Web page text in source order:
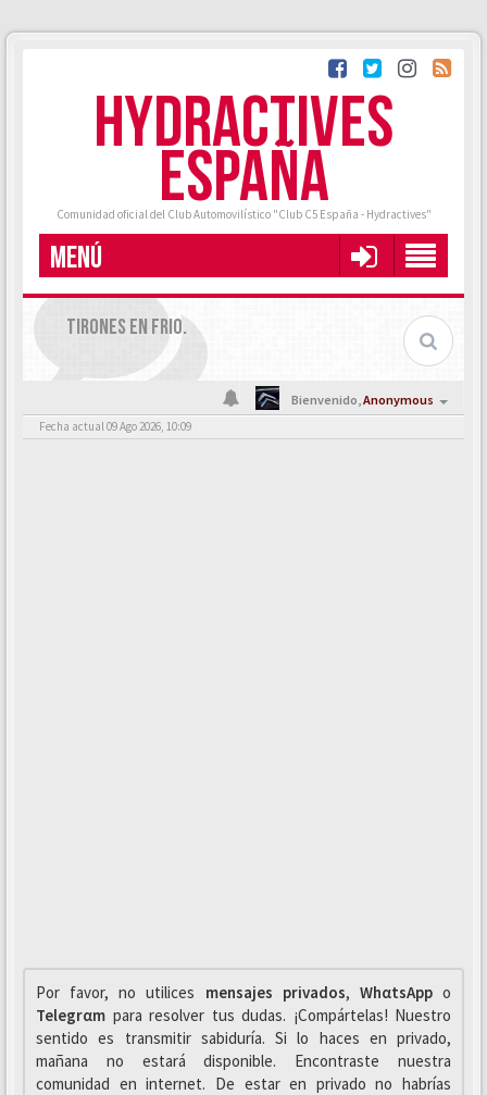
HYDRACTIVES
ESPAÑA
Comunidad oficial del Club Automovilístico "Club C5 España - Hydractives"
MENÚ
TIRONES EN FRIO.
Bienvenido,Anonymous
Fecha actual 09 Ago 2026, 10:09
Por favor, no utilices mensajes privados, WhαtsAppo
Telegrαm para resolver tus dudas. ¡Compártelas! Nuestro
sentido es transmitir sabiduría. Si lo haces en privado,
mañana no estará disponible. Encontraste nuestra
comunidad en internet. De estar en privado no habrías